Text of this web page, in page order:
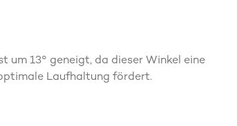
um 13° geneigt, da dieser Winkel eine
Laufhaltung fördert.